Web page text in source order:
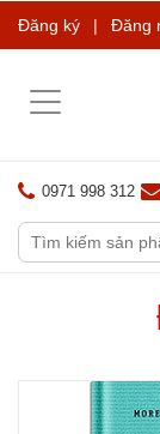
Đăng ký | Đăng
Toggle
0971 998 312